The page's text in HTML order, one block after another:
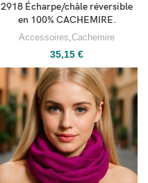
2918 Écharpe/châle réversible
en 100% CACHEMIRE.
Accessoires,Cachemire
35,15 €